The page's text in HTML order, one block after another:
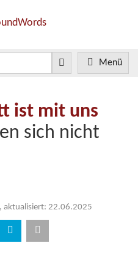
Menü
ist mit uns
sich nicht
aktualisiert: 22.06.2025